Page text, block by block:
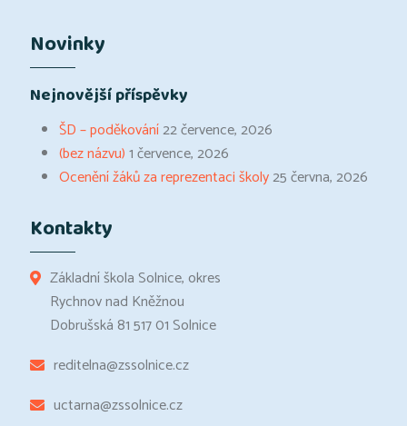
Novinky
Nejnovější příspěvky
ŠD – poděkování22 července, 2026
(bez názvu)1 července, 2026
Ocenění žáků za reprezentaci školy25 června, 2026
Kontakty
Základní škola Solnice, okres
Rychnov nad Kněžnou
Dobrušská 81 517 01 Solnice
reditelna@zssolnice.cz
uctarna@zssolnice.cz